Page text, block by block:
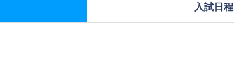
入試日程